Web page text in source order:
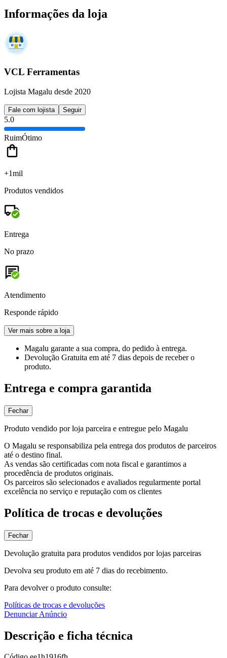
Informações da loja
VCL Ferramentas
Lojista Magalu desde 2020
Fale com lojista Seguir
5.0
RuimÓtimo
+1mil
Produtos vendidos
Entrega
No prazo
Atendimento
Responde rápido
Ver mais sobre a loja
Magalu garante a sua compra, do pedido à entrega.
Devolução Gratuita em até 7 dias depois de receber o
produto.
Entrega e compra garantida
Fechar
Produto vendido por loja parceira e entregue pelo Magalu
O Magalu se responsabiliza pela entrega dos produtos de parceiros
até o destino final.
As vendas são certificadas com nota fiscal e garantimos a
procedência de produtos originais.
Os parceiros são selecionados e avaliados regularmente portal
excelência no serviço e reputação com os clientes
Política de trocas e devoluções
Fechar
Devolução gratuita para produtos vendidos por lojas parceiras
Devolva seu produto em até 7 dias do recebimento.
Para devolver o produto consulte:
Políticas de trocas e devoluções
Denunciar Anúncio
Descrição e ficha técnica